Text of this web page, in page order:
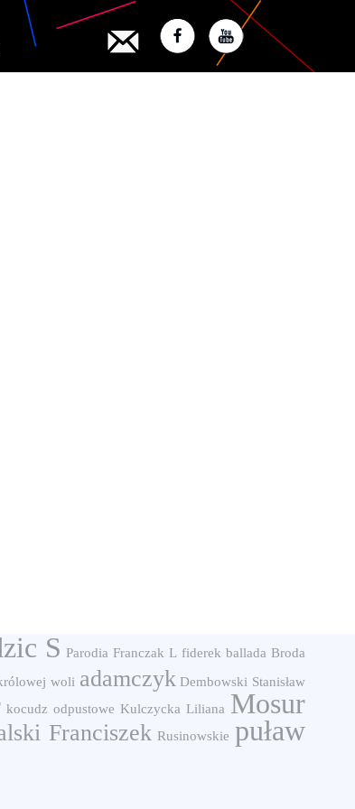
S Parodia Franczak L fiderek ballada Broda
woli adamczyk Dembowski Stanisław
kocudz odpustowe Kulczycka Liliana Mosur
Franciszek Rusinowskie puław